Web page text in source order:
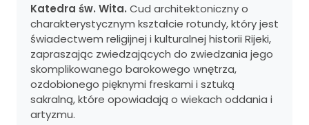
Katedra św. Wita. Cud architektoniczny o
charakterystycznym kształcie rotundy, który jest
świadectwem religijnej i kulturalnej historii Rijeki,
zapraszając zwiedzających do zwiedzania jego
skomplikowanego barokowego wnętrza,
ozdobionego pięknymi freskami i sztuką
sakralną, które opowiadają o wiekach oddania i
artyzmu.